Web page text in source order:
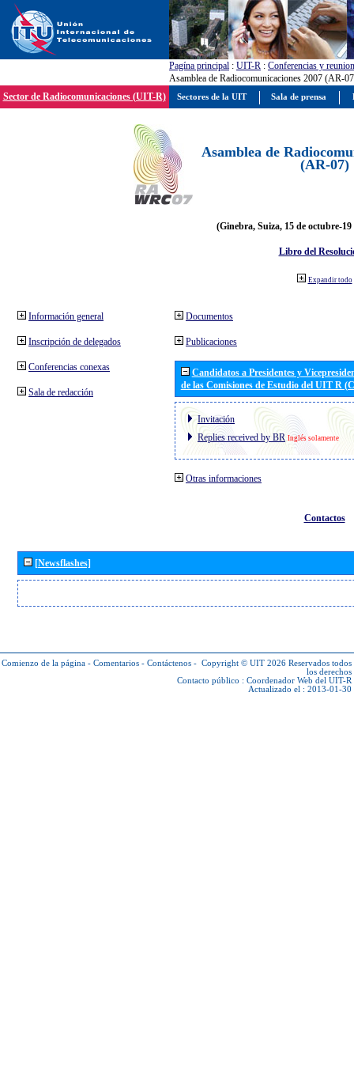
Pagína principal : UIT-R : Conferencias y
Asamblea de Radiocomunicaciones 2007 (AR-
Sector de Radiocomunicaciones (UIT-R)
Asamblea de
(AR-07)
(Ginebra, Suiza, 15 de octubre-19
Libro del
Expandir todo
Información general
Inscripción de delegados
Conferencias conexas
Sala de redacción
Documentos
Publicaciones
Candidatos a Presidentes y
de las Comisiones de Estudio del UIT R
Invitación
Replies received by BR Inglés solamente
Otras informaciones
Contactos
[Newsflashes]
Comienzo de la página - Comentarios - Contáctenos - Copyright © UIT 2026 Reservados todos
los derechos
Contacto público : Coordenador Web del UIT-R
Actualizado el : 2013-01-30
Sectores de la UIT Sala de prensa